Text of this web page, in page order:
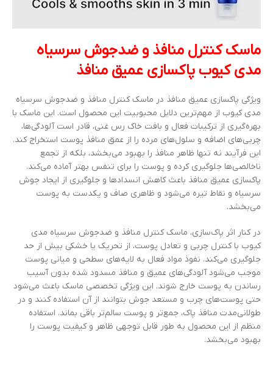
ماسک کنترل منافذ و ضدجوش سرسیاه
مدی کیوب پاکسازی عمیق منافذ
ویژگی پاکسازی عمیق منافذ در ماسک کنترل منافذ و ضدجوش سرسیاه
مدی کیوب از مهم‌ترین دلایل محبوبیت این محصول است. این ماسک با
بهره‌گیری از ترکیبات فعال و بافت خاک رس غنی، قادر است آلودگی‌ها،
چربی‌های اضافه و سلول‌های مرده را از عمق منافذ پوست استخراج کند.
این فرآیند نه تنها ظاهر منافذ را بهبود می‌بخشد، بلکه از تجمع
ناخالصی‌ها جلوگیری کرده و پوست را برای تنفس بهتر آماده می‌کند.
پاکسازی عمیق منافذ باعث کاهش انسدادها و جلوگیری از ایجاد جوش
سرسیاه و نقاط تیره می‌شود و ظاهری صاف و یکدست به پوست
می‌بخشد.
در کنار اثر پاک‌سازی، ماسک کنترل منافذ و ضدجوش سرسیاه مدی
کیوب با کنترل چربی و تعادل پوست، از تحریک یا خشکی بیش از حد
جلوگیری می‌کند. نفوذ مواد فعال به لایه‌های سطحی و میانی پوست
موجب می‌شود آلودگی‌های عمیق و منافذ مسدود شده بدون آسیب
رساندن به پوست خارج شوند. این ویژگی تخصصی ماسک باعث می‌شود
حتی پوست‌های چرب و مستعد جوش بتوانند از آن استفاده کنند و در
طولانی‌مدت منافذ پاک، جمع‌تر و پوست سالم‌تر باقی بماند. استفاده
منظم از این محصول به طور قابل توجهی ظاهر و کیفیت پوست را
بهبود می‌بخشد.